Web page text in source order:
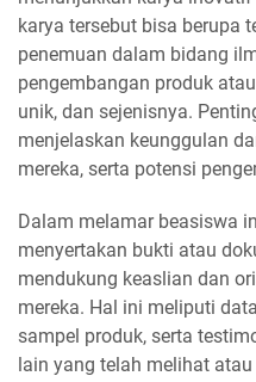
karya tersebut bisa berupa
penemuan dalam bidang
pengembangan produk
unik, dan sejenisnya.
menjelaskan keunggulan
mereka, serta potensi
Dalam melamar beasiswa
menyertakan bukti atau
mendukung keaslian dan
mereka. Hal ini meliputi
sampel produk, serta
lain yang telah melihat